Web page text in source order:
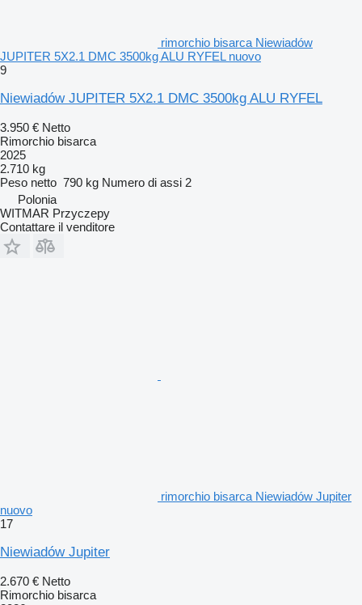
rimorchio bisarca Niewiadów
JUPITER 5X2.1 DMC 3500kg ALU RYFEL nuovo
9
Niewiadów JUPITER 5X2.1 DMC 3500kg ALU RYFEL
3.950 € Netto
Rimorchio bisarca
2025
2.710 kg
Peso netto 790 kg Numero di assi 2
Polonia
WITMAR Przyczepy
Contattare il venditore
rimorchio bisarca Niewiadów Jupiter
nuovo
17
Niewiadów Jupiter
2.670 € Netto
Rimorchio bisarca